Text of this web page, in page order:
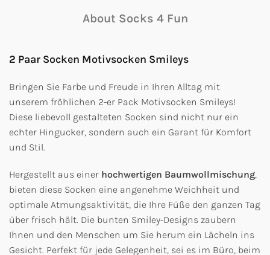
About Socks 4 Fun
2 Paar Socken Motivsocken Smileys
Bringen Sie Farbe und Freude in Ihren Alltag mit
unserem fröhlichen 2-er Pack Motivsocken Smileys!
Diese liebevoll gestalteten Socken sind nicht nur ein
echter Hingucker, sondern auch ein Garant für Komfort
und Stil.
Hergestellt aus einer hochwertigen Baumwollmischung,
bieten diese Socken eine angenehme Weichheit und
optimale Atmungsaktivität, die Ihre Füße den ganzen Tag
über frisch hält. Die bunten Smiley-Designs zaubern
Ihnen und den Menschen um Sie herum ein Lächeln ins
Gesicht. Perfekt für jede Gelegenheit, sei es im Büro, beim